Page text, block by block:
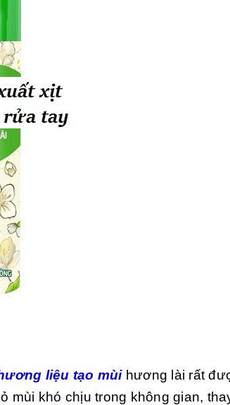
liệu tạo mùihương lài rất
mùi khó chịu trong không gian,